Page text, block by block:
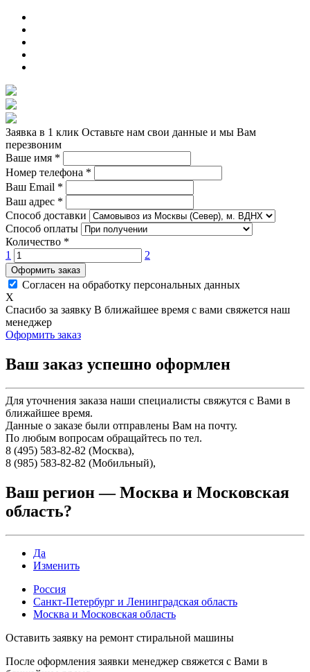
Заявка в 1 клик Оставьте нам свои данные и мы Вам
перезвоним
Ваше имя *
Номер телефона *
Ваш Email *
Ваш адрес *
Способ доставки
Способ оплаты
Количество *
1
2
Оформить заказ
Согласен на обработку персональных данных
X
Спасибо за заявку В ближайшее время с вами свяжется наш
менеджер
Оформить заказ
Ваш заказ успешно оформлен
Для уточнения заказа наши специалисты свяжутся с Вами в
ближайшее время.
Данные о заказе были отправлены Вам на почту.
По любым вопросам обращайтесь по тел.
8 (495) 583-82-82 (Москва),
8 (985) 583-82-82 (Мобильный),
Ваш регион —Москва и Московская
область?
Да
Изменить
Россия
Санкт-Петербург и Ленинградская область
Москва и Московская область
Оставить заявку на ремонт стиральной машины
После оформления заявки менеджер свяжется с Вами в